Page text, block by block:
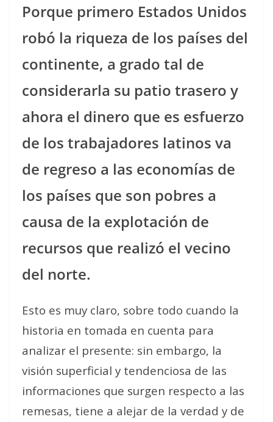
Porque primero Estados Unidos
robó la riqueza de los países del
continente, a grado tal de
considerarla su patio trasero y
ahora el dinero que es esfuerzo
de los trabajadores latinos va
de regreso a las economías de
los países que son pobres a
causa de la explotación de
recursos que realizó el vecino
del norte.
Esto es muy claro, sobre todo cuando la
historia en tomada en cuenta para
analizar el presente: sin embargo, la
visión superficial y tendenciosa de las
informaciones que surgen respecto a las
remesas, tiene a alejar de la verdad y de